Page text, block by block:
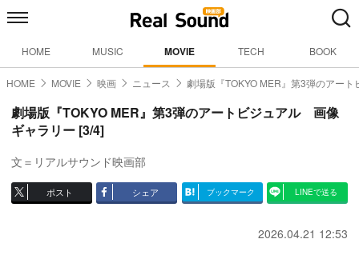
HOME MUSIC MOVIE TECH BOOK
HOME MOVIE 映画 ニュース 劇場版『TOKYO MER』第3弾のアート
劇場版『TOKYO MER』第3弾のアートビジュアル 画像
ギャラリー [3/4]
文＝リアルサウンド映画部
ポスト シェア ブックマーク LINEで送る
2026.04.21 12:53